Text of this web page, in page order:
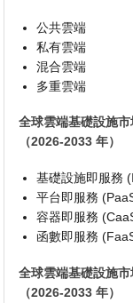
公共雲端
私有雲端
混合雲端
多重雲端
全球雲端基礎設施
（2026-2033 年）
基礎設施即服務
平台即服務
容器即服務
函數即服務
全球雲端基礎設施
（2026-2033 年）